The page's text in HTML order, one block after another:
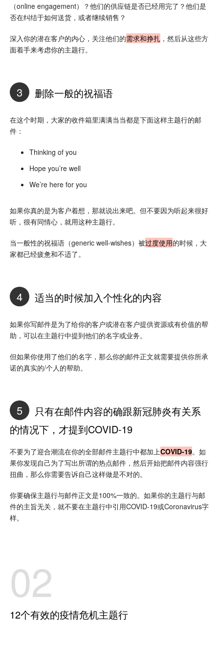
（online engagement）？他们的供应链是否已经用完了？他们是
否在纠结于如何送货，或者继续销售？
深入你的潜在客户的内心，关注他们的需求和挣扎 ，然后从这些方
面着手来考虑你的主题行。
3 删除一般的祝福语
在这个时期，大家的收件箱里满满当当都是下面这样主题行的邮
件：
Thinking of you
Hope you’re well
We’re here for you
如果你真的是为客户着想，那就说出来吧。但不要因为听起来很好
听，很有同情心，就用这种主题行。
当一般性的祝福语（generic well-wishes）被过度使用的时候，大
家都已经疲惫和不适了。
4 适当的时候加入个性化的内容
如果你写邮件是为了给你的客户或潜在客户提供资源或有价值的帮
助，可以在主题行中提到他们的名字或业务。
但如果你使用了他们的名字，那么你的邮件正文就需要提供你所承
诺的真实的/个人的帮助。
5
只有在邮件内容的确跟新冠肺炎有关系
的情况下，才提到COVID-19
不要为了迎合潮流在你的全部邮件主题行中都加上COVID-19。如
果你发现自己为了写出所谓的热点邮件，然后开始把邮件内容强行
扭曲，那么你需要告诉自己这样做是不对的。
你要确保主题行与邮件正文是100%一致的。如果你的主题行与邮
件的主旨无关，就不要在主题行中引用COVID-19或Coronavirus字
样。
02
12个有效的疫情危机主题行